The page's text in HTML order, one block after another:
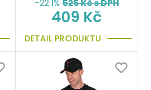
-22.1% 525Kč s DPH
409 Kč
DETAIL PRODUKTU